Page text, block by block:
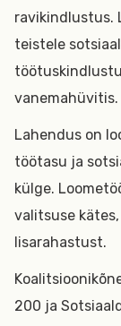
ravikindlustus.
teistele
vanemahüvitis.
Lahendus on
töötasu ja
külge.
valitsuse
lisarahastust.
200 ja